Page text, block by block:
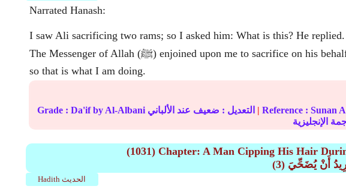
Narrated Hanash:
I saw Ali sacrificing two rams; so I asked him: What is this? He replied.
The Messenger of Allah (ﷺ) enjoined upon me to sacrifice on his behalf,
so that is what I am doing.
Grade : Da'ifby Al-Albani التعديل : ضعيف | Reference : Sunan
(1031) Chapter: A Man Cipping His Hair
أَنْ يُضَحِّيَ
Hadith الحديث